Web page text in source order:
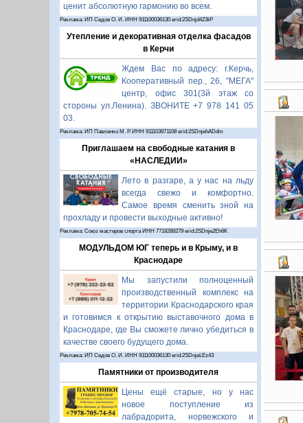
ценит абсолютную гармонию во всем.
Реклама: ИП Седов О. И. ИНН 911100036130 erid:2SDnjd4Z8iP
Утепление и декоративная отделка фасадов
в Керчи
Ждем Вас по адресу: г.Керчь,
Кооперативный пер., 26, "МЕГА"
центр, офис 301(3й этаж со
стороны ул.Ленина). ЗВОНИТЕ +7 978 141 05
03.
Реклама: ИП Павленко М. Р. ИНН 911103871108 erid:2SDnjehADdm
Приглашаем на свободные катания в
«НАСЛЕДИИ»
Лето в разгаре, а у нас на льду
всегда свежо и комфортно.
Самое время сменить зной на
прохладу и провести выходные активно!
Реклама: Союз мастеров спорта ИНН 7718289279 erid:2SDnje2Eh6K
МОДУЛЬДОМ ЮГ теперь и в Крыму, и в
Краснодаре
Мы запустили полноценный
производственный комплекс на
территории Краснодарского края
и готовимся к открытию выставочного дома в
Краснодаре, где Вы сможете лично убедиться в
качестве своего будущего дома.
Реклама: ИП Седов О. И. ИНН 911100036130 erid:2SDnjeLEz43
Памятники от производителя
Цены ещё старые, но у нас
новое поступление из
лабрадорита, норвежского и